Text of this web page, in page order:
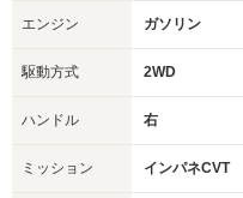
エンジン ガソリン
駆動方式 2WD
ハンドル 右
ミッション インパネCVT